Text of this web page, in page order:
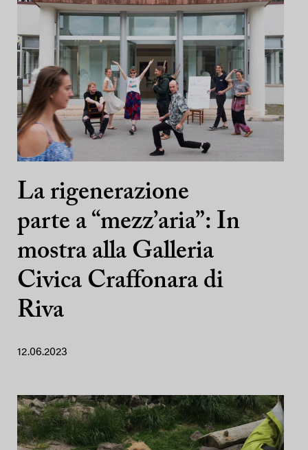
La rigenerazione
parte a “mezz’aria”: In
mostra alla Galleria
Civica Craffonara di
Riva
12.06.2023